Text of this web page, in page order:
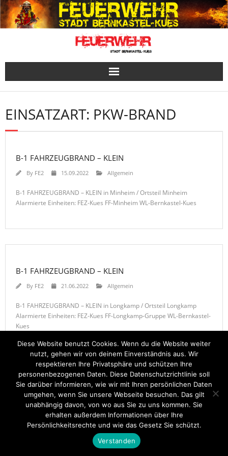
Skip
to
content
EINSATZART: PKW-BRAND
B-1 FAHRZEUGBRAND – KLEIN
By FE2 15.09.2022 Allgemein
B-1 FAHRZEUGBRAND – KLEIN in Minheim / Ortsteil Minheim
Alarmierte Einheiten: FEZ-Kues FF-Minheim WL-Bernkastel-Kues
B-1 FAHRZEUGBRAND – KLEIN
By FE2 21.06.2022 Allgemein
B-1 FAHRZEUGBRAND – KLEIN in Longkamp / Ortsteil Longkamp
Alarmierte Einheiten: FEZ-Kues FF-Longkamp-Gruppe WL-Bernkastel-
Kues
Startseite Einsätze Mitglied werden Über uns
Bilder
Kontakt
Theme byThink Up Themes Ltd . Powered byWordPress
Diese Website benutzt Cookies. Wenn du die Website weiter
nutzt, gehen wir von deinem Einverständnis aus. Wir
respektieren Ihre Privatsphäre und schützen Ihre
personenbezogenen Daten. Diese Datenschutzrichtlinie soll
Sie darüber informieren, wie wir mit Ihren persönlichen Daten
umgehen, wenn Sie unsere Webseite besuchen. Das gilt
unabhängig davon, von wo aus Sie zu uns kommen. Sie
erhalten außerdem Informationen über Ihre
Persönlichkeitsrechte und wie das Gesetz Sie schützt.
Verstanden